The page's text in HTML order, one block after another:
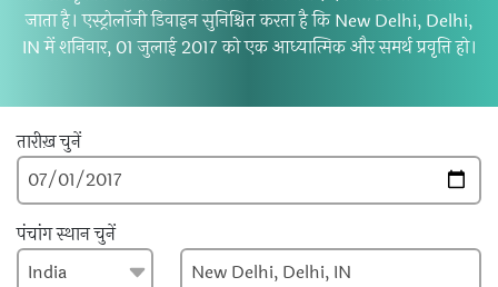
जाता है। एस्ट्रोलॉजी डिवाइन सुनिश्चित करता है कि New Delhi, Delhi,
IN में शनिवार, 01 जुलाई 2017 को एक आध्यात्मिक और समर्थ प्रवृत्ति हो।
तारीख़ चुनें
पंचांग स्थान चुनें